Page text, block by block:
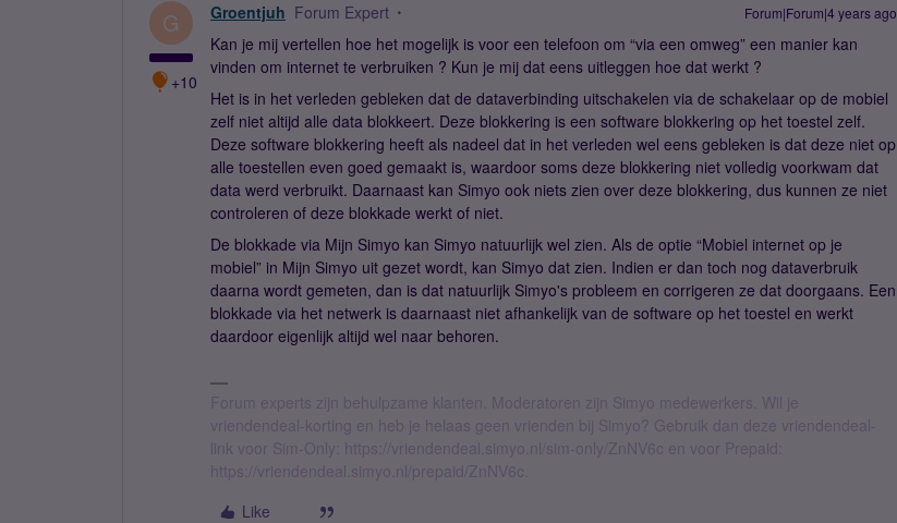
G
+10
Groentjuh Forum Expert Forum|Forum|4 years ago
Kan je mij vertellen hoe het mogelijk is voor een telefoon om “via een omweg” een manier kan
vinden om internet te verbruiken ? Kun je mij dat eens uitleggen hoe dat werkt ?
Het is in het verleden gebleken dat de dataverbinding uitschakelen via de schakelaar op de mobiel
zelf niet altijd alle data blokkeert. Deze blokkering is een software blokkering op het toestel zelf.
Deze software blokkering heeft als nadeel dat in het verleden wel eens gebleken is dat deze niet op
alle toestellen even goed gemaakt is, waardoor soms deze blokkering niet volledig voorkwam dat
data werd verbruikt. Daarnaast kan Simyo ook niets zien over deze blokkering, dus kunnen ze niet
controleren of deze blokkade werkt of niet.
De blokkade via Mijn Simyo kan Simyo natuurlijk wel zien. Als de optie “Mobiel internet op je
mobiel” in Mijn Simyo uit gezet wordt, kan Simyo dat zien. Indien er dan toch nog dataverbruik
daarna wordt gemeten, dan is dat natuurlijk Simyo's probleem en corrigeren ze dat doorgaans. Een
blokkade via het netwerk is daarnaast niet afhankelijk van de software op het toestel en werkt
daardoor eigenlijk altijd wel naar behoren.
Forum experts zijn behulpzame klanten. Moderatoren zijn Simyo medewerkers. Wil je
vriendendeal-korting en heb je helaas geen vrienden bij Simyo? Gebruik dan deze vriendendeal-
link voor Sim-Only: https://vriendendeal.simyo.nl/sim-only/ZnNV6c en voor Prepaid:
https://vriendendeal.simyo.nl/prepaid/ZnNV6c.
Like